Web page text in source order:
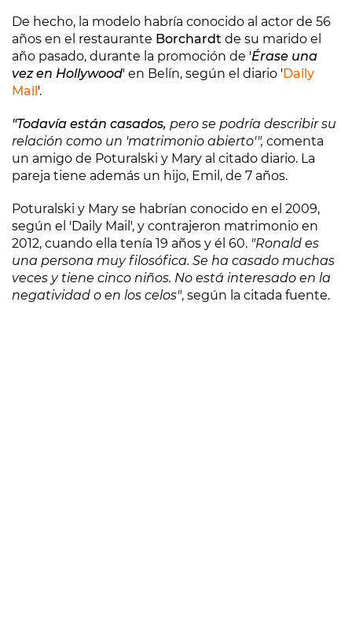
De hecho, la modelo habría conocido al actor de 56
años en el restaurante Borchardt de su marido el
año pasado, durante la promoción de 'Érase una
vez en Hollywood' en Belín, según el diario 'Daily
Mail'.
"Todavía están casados, pero se podría describir su
relación como un 'matrimonio abierto'", comenta
un amigo de Poturalski y Mary al citado diario. La
pareja tiene además un hijo, Emil, de 7 años.
Poturalski y Mary se habrían conocido en el 2009,
según el 'Daily Mail', y contrajeron matrimonio en
2012, cuando ella tenía 19 años y él 60. "Ronald es
una persona muy filosófica. Se ha casado muchas
veces y tiene cinco niños. No está interesado en la
negatividad o en los celos", según la citada fuente.